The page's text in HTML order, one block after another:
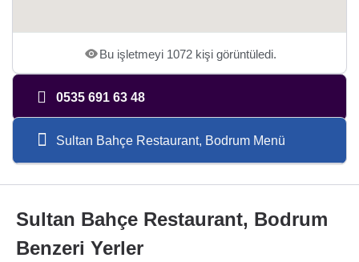
Bu işletmeyi 1072 kişi görüntüledi.
0535 691 63 48
Sultan Bahçe Restaurant, Bodrum Menü
Sultan Bahçe Restaurant, Bodrum
Benzeri Yerler